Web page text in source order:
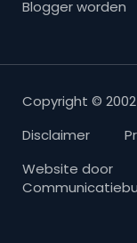
Blogger worden
Copyright ©
Disclaimer
Website door